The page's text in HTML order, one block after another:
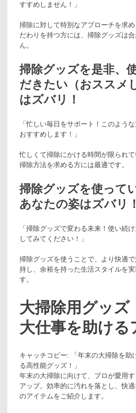
すすめしません！」
掃除に対して特別なアプローチを求
だわりを持つ方には、掃除グッズは
ん。
掃除グッズを是非、
だきたい（おススメ
はズバリ！
「忙しい毎日をサポート！このよう
おすすめします！」
忙しくて掃除にかける時間が限られ
掃除方法を求める方には最適です。
掃除グッズを使って
あなたの姿はズバリ！
「掃除グッズで変わる未来！使い続
してみてください！」
掃除グッズを使うことで、より快適
持し、余裕を持った生活スタイルを
す。
大掃除用グッズ
大仕事を助ける
キャッチコピー: 「年末の大掃除を助
る高性能グッズ！」
年末の大掃除に向けて、プロが愛用
アップ。効率的に汚れを落とし、快
のアイテムをご紹介します。